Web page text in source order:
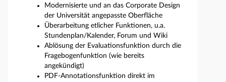
Modernisierte und an das Corporate Design
der Universität angepasste Oberfläche
Überarbeitung etlicher Funktionen, u.a.
Stundenplan/Kalender, Forum und Wiki
Ablösung der Evaluationsfunktion durch die
Fragebogenfunktion (wie bereits
angekündigt)
PDF-Annotationsfunktion direkt im